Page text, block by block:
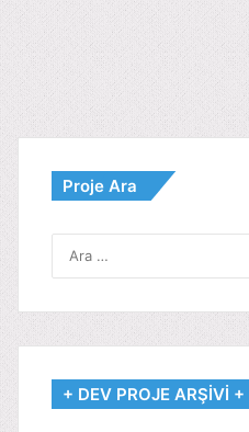
Proje Ara
+ DEV PROJE ARŞİVİ +